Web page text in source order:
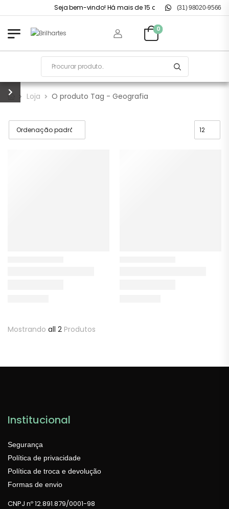
Seja bem-vindo! Há mais de 15 anos no mercado.
(31) 98020-9566
0
Loja O produto Tag - Geografia
Mostrando all 2 Produtos
Institucional
Segurança
Política de privacidade
Política de troca e devolução
Formas de envio
CNPJ nº 12.891.879/0001-98